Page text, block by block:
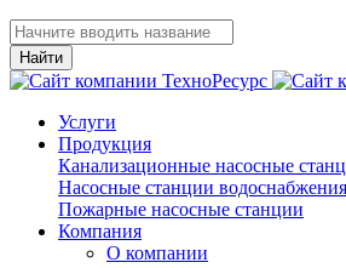
Найти
Услуги
Продукция
Канализационные насосные
Насосные станции водоснабжения
Пожарные насосные станции
Компания
О компании